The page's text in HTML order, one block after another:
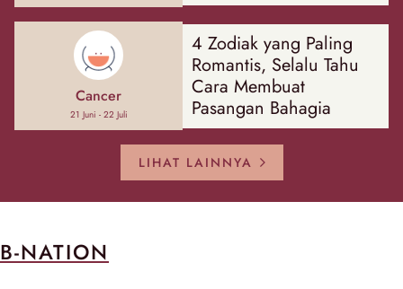
Cancer
21 Juni - 22 Juli
4 Zodiak yang Paling
Romantis, Selalu Tahu
Cara Membuat
Pasangan Bahagia
LIHAT LAINNYA
B-NATION